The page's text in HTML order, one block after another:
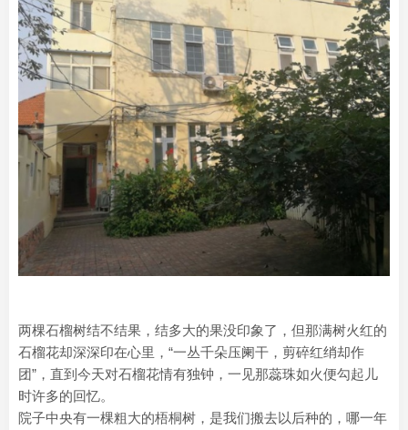
两棵石榴树结不结果，结多大的果没印象了，但那满树火红的
石榴花却深深印在心里，“一丛千朵压阑干，剪碎红绡却作
团”，直到今天对石榴花情有独钟，一见那蕊珠如火便勾起儿
时许多的回忆。
院子中央有一棵粗大的梧桐树，是我们搬去以后种的，哪一年